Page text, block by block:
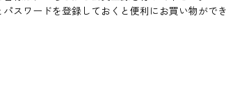
スワードを登録しておくと便利にお買い物がで